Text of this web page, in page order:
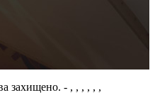
захищено. - , , , , , ,